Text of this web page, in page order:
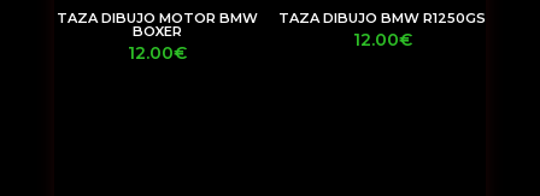
TAZA DIBUJO MOTOR BMW
BOXER
12.00€
TAZA DIBUJO BMW R1250GS
12.00€